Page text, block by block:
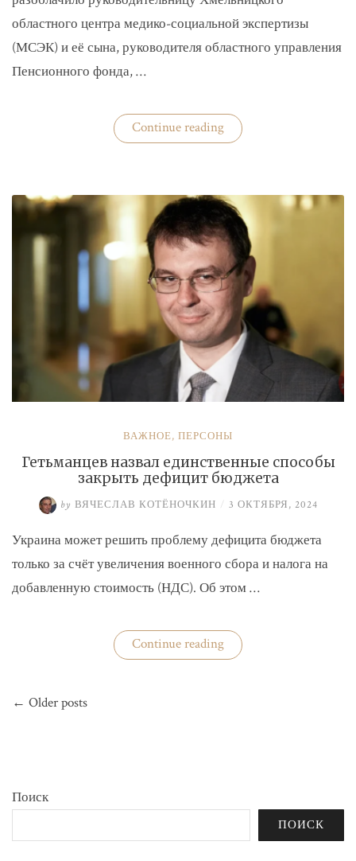
областного центра медико-социальной экспертизы
(МСЭК) и её сына, руководителя областного управления
Пенсионного фонда, …
Continue reading«В
Хмельницком
сын
зарабатывали
на
уклонистах»
ВАЖНОЕ, ПЕРСОНЫ
Гетьманцев назвал единственные способы
закрыть дефицит бюджета
by ВЯЧЕСЛАВ КОТЁНОЧКИН / 3 ОКТЯБРЯ, 2024
Украина может решить проблему дефицита бюджета
только за счёт увеличения военного сбора и налога на
добавленную стоимость (НДС). Об этом …
Continue reading«Гетьманцев
назвал
по
← Older posts
Поиск
ПОИСК